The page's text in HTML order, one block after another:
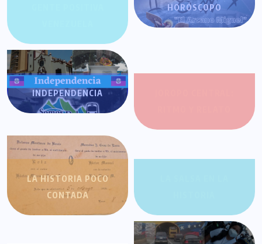
HORÓSCOPO
INDEPENDENCIA
LA HISTORIA POCO
CONTADA